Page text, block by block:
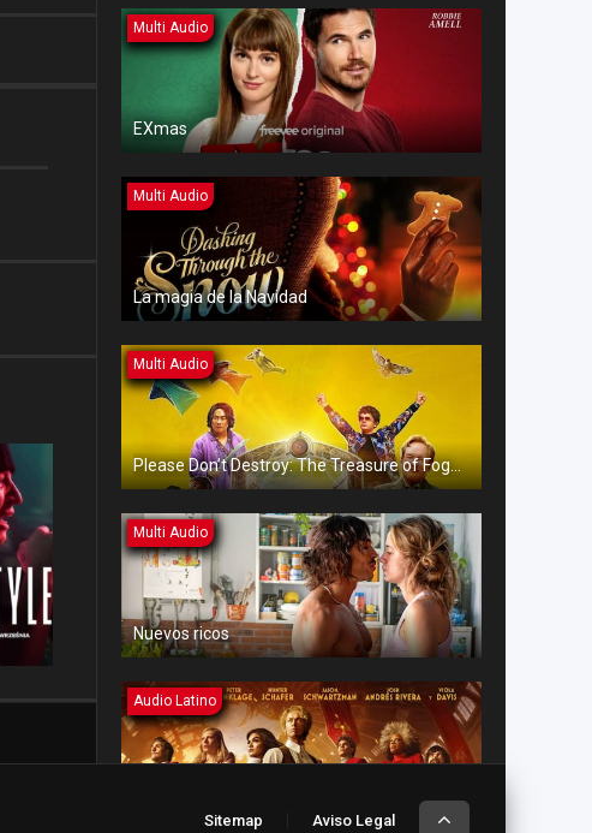
Multi Audio
EXmas
Multi Audio
La magia de la Navidad
Multi Audio
Please Don’t Destroy: The Treasure of Foggy Mountain
Multi Audio
Nuevos ricos
Audio Latino
Los juegos del hambre: Balada de pájaros cantores y serpientes
Sitemap Aviso Legal